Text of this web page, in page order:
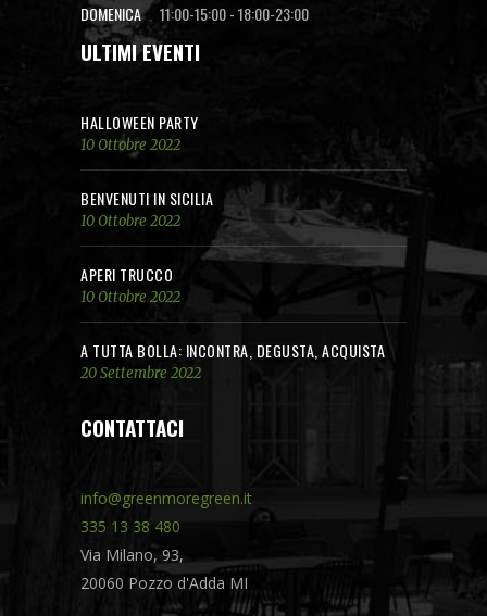
DOMENICA 11:00-15:00-18:00-23:00
ULTIMI EVENTI
HALLOWEEN PARTY
10 Ottobre 2022
BENVENUTI IN SICILIA
10 Ottobre 2022
APERI TRUCCO
10 Ottobre 2022
A TUTTA BOLLA: INCONTRA, DEGUSTA, ACQUISTA
20 Settembre 2022
CONTATTACI
info@greenmoregreen.it
335 13 38 480
Via Milano, 93,
20060 Pozzo d'Adda MI